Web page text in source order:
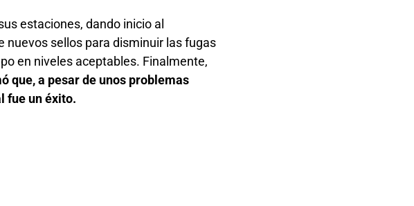
estaciones, dando inicio al
nuevos sellos para disminuir las fugas
en niveles aceptables. Finalmente,
que, a pesar de unos problemas
fue un éxito.